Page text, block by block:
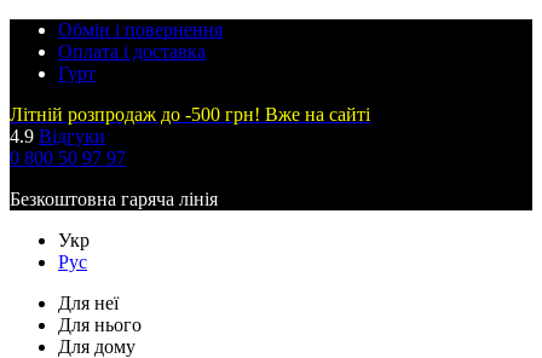
Обмін і повернення
Оплата і доставка
Гурт
Літній розпродаж до -500 грн! Вже на сайті
4.9 Відгуки
0 800 50 97 97
Безкоштовна гаряча лінія
Укр
Рус
Для неї
Для нього
Для дому